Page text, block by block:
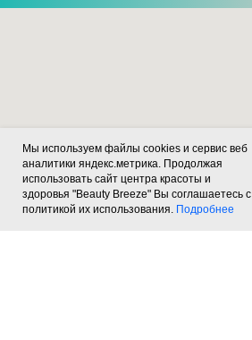
Мы используем файлы cookies и сервис веб
аналитики яндекс.метрика. Продолжая
использовать сайт центра красоты и
здоровья "Beauty Breeze" Вы соглашаетесь с
политикой их использования. Подробнее